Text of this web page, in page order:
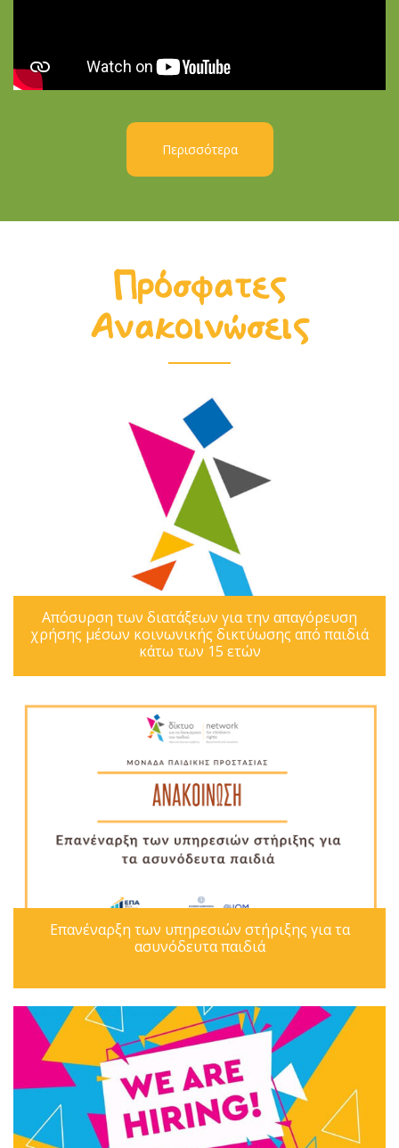
Περισσότερα
Πρόσφατες
Ανακοινώσεις
Απόσυρση των διατάξεων για την απαγόρευση
χρήσης μέσων κοινωνικής δικτύωσης από παιδιά
κάτω των 15 ετών
Επανέναρξη των υπηρεσιών στήριξης για τα
ασυνόδευτα παιδιά